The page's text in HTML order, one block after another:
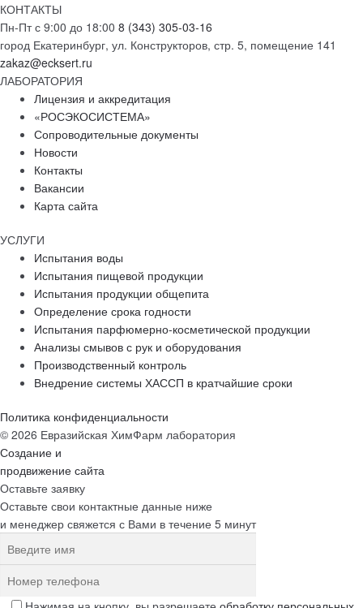
КОНТАКТЫ
Пн-Пт с 9:00 до 18:00 8 (343) 305-03-16
город Екатеринбург, ул. Конструкторов, стр. 5, помещение 141
zakaz@ecksert.ru
ЛАБОРАТОРИЯ
Лицензия и аккредитация
«РОСЭКОСИСТЕМА»
Сопроводительные документы
Новости
Контакты
Вакансии
Карта сайта
УСЛУГИ
Испытания воды
Испытания пищевой продукции
Испытания продукции общепита
Определение срока годности
Испытания парфюмерно-косметической продукции
Анализы смывов с рук и оборудования
Производственный контроль
Внедрение системы ХАССП в кратчайшие сроки
Политика конфиденциальности
© 2026 Евразийская ХимФарм лаборатория
Создание и
продвижение сайта
Оставьте заявку
Оставьте свои контактные данные ниже
и менеджер свяжется с Вами в течение 5 минут